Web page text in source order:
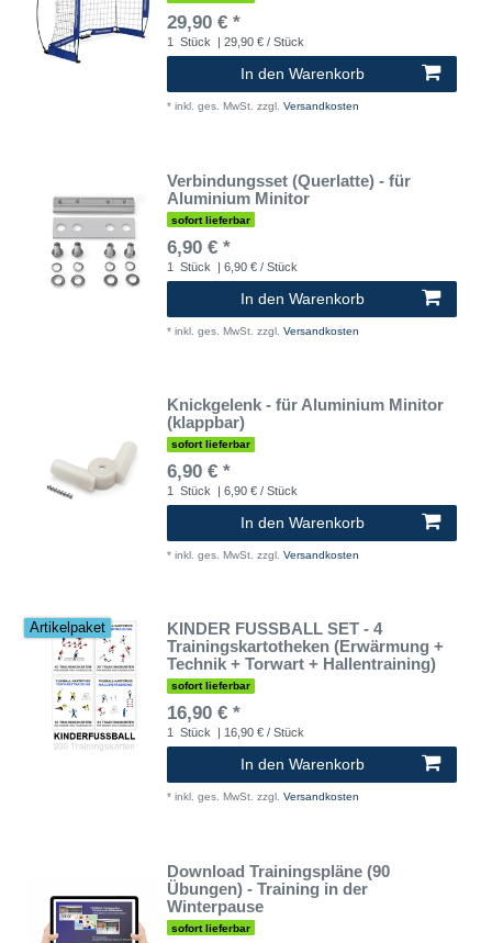
29,90 € *
1 Stück | 29,90 € / Stück
In den Warenkorb
* inkl. ges. MwSt. zzgl. Versandkosten
Verbindungsset (Querlatte) - für
Aluminium Minitor
sofort lieferbar
6,90 € *
1 Stück | 6,90 € / Stück
In den Warenkorb
* inkl. ges. MwSt. zzgl. Versandkosten
Knickgelenk - für Aluminium Minitor
(klappbar)
sofort lieferbar
6,90 € *
1 Stück | 6,90 € / Stück
In den Warenkorb
* inkl. ges. MwSt. zzgl. Versandkosten
Artikelpaket
KINDER FUSSBALL SET - 4
Trainingskartotheken (Erwärmung +
Technik + Torwart + Hallentraining)
sofort lieferbar
16,90 € *
1 Stück | 16,90 € / Stück
In den Warenkorb
* inkl. ges. MwSt. zzgl. Versandkosten
Download Trainingspläne (90
Übungen) - Training in der
Winterpause
sofort lieferbar